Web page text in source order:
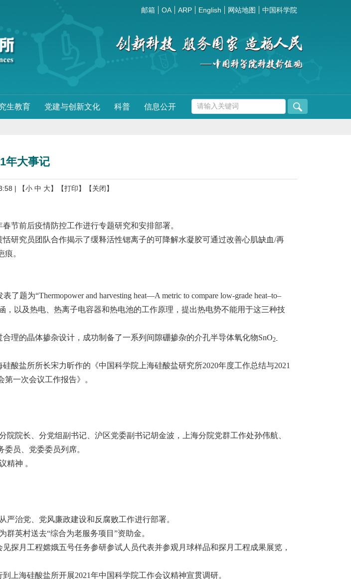
邮箱 OA ARP English 网站地图 中国科学院
生教育 党建与创新文化 科普 信息公开
年大事记
| 【小 中 大】 【打印】 【关闭】
节前后疫情防控工作进行专题研究和安排部署。
研究员团队合作揭示了缓释活性锶离子的可降解水凝胶可通过改善心肌缺血/再
。
题为“Thermopower and harvesting heat—A metric to compare low-grade heat–to–
，以及热电、热离子电容器和热电池的工作原理，提出热电势不能用于这三种技
理的晶体掺杂设计，成功制备了一系列间隙硼掺杂的介孔半导体氧化物SnO2-
酸盐所所长宋力昕作的《中国科学院上海硅酸盐研究所2020年度工作总结与2021
一次会议工作报告》。
院长、分党组副书记、沪区党委副书记胡金波，上海分院党群工作处孙伟航、
员、党委委员列席。
精神 。
严治党、党风廉政建设和反腐败工作进行部署。
英村送去“综合为老服务项目”资助金。
探月工程嫦娥五号任务参研参试人员代表并参观月球样品和探月工程成果展览，
上海硅酸盐所开展2021年中国科学院工作会议精神宣贯调研。